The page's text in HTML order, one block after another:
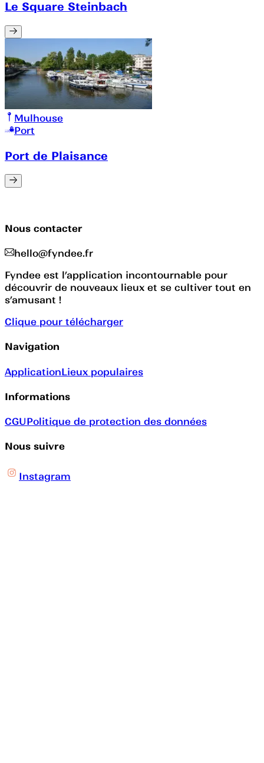
Le Square Steinbach
Mulhouse
Port
Port de Plaisance
Nous contacter
hello@fyndee.fr
Fyndee est l’application incontournable pour
découvrir de nouveaux lieux et se cultiver tout en
s’amusant !
Clique pour télécharger
Navigation
ApplicationLieux populaires
Informations
CGUPolitique de protection des données
Nous suivre
Instagram